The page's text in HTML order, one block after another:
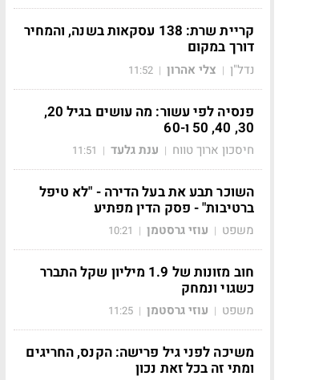
קריית שרת: 138 עסקאות בשנה, והמחיר
דורך במקום
נדל"ן | צלי אהרון |
11:52
פנסיה לפי עשור: מה עושים בגיל 20,
30, 40, 50 ו-60
חיסכון ארוך טווח | ענת גלעד |
11:51
השוכר תבע את בעל הדירה - "לא טיפל
ברטיבות" - פסק הדין מפתיע
משפט | עוזי גרסטמן |
10:21
חוב מזונות של 1.9 מיליון שקל התברר
כשגוי ונמחק
משפט | עוזי גרסטמן |
11:25
משיכה לפני גיל פרישה: הקנס, החריגים
ומתי זה בכל זאת נכון